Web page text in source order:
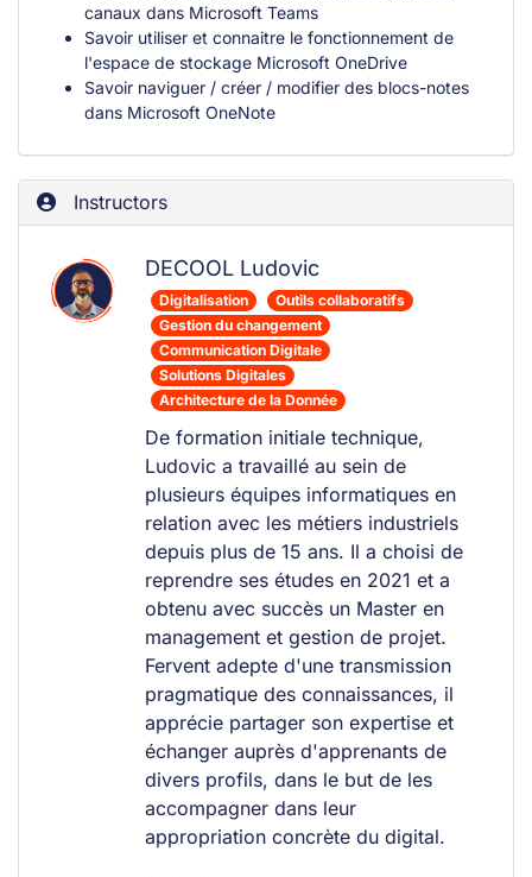
canaux dans Microsoft Teams
Savoir utiliser et connaitre le fonctionnement de
l'espace de stockage Microsoft OneDrive
Savoir naviguer / créer / modifier des blocs-notes
dans Microsoft OneNote
Instructors
DECOOL Ludovic
Digitalisation
Outils collaboratifs
Gestion du changement
Communication Digitale
Solutions Digitales
Architecture de la Donnée
De formation initiale technique,
Ludovic a travaillé au sein de
plusieurs équipes informatiques en
relation avec les métiers industriels
depuis plus de 15 ans. Il a choisi de
reprendre ses études en 2021 et a
obtenu avec succès un Master en
management et gestion de projet.
Fervent adepte d'une transmission
pragmatique des connaissances, il
apprécie partager son expertise et
échanger auprès d'apprenants de
divers profils, dans le but de les
accompagner dans leur
appropriation concrète du digital.